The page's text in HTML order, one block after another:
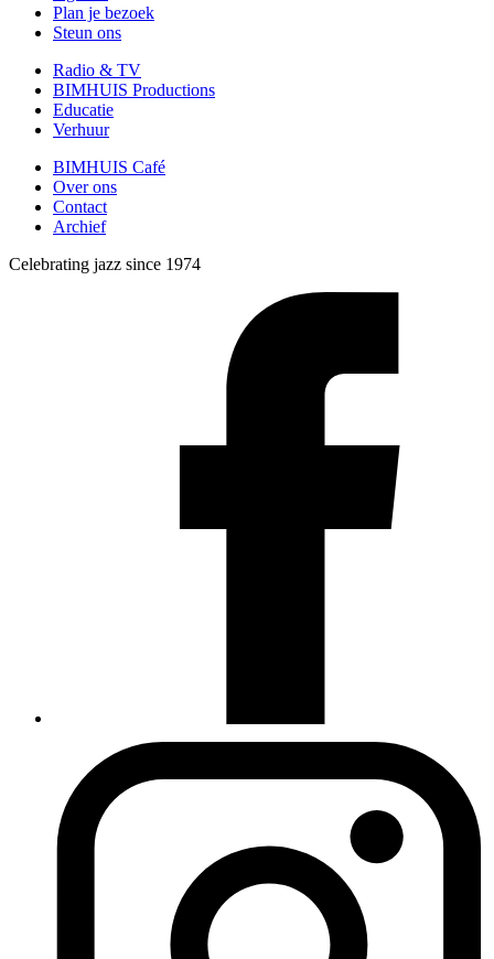
Plan je bezoek
Steun ons
Radio & TV
BIMHUIS Productions
Educatie
Verhuur
BIMHUIS Café
Over ons
Contact
Archief
Celebrating jazz since 1974